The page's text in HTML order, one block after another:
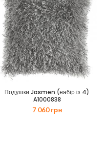
Подушки Jasmen (набір із 4)
A1000838
7 060грн